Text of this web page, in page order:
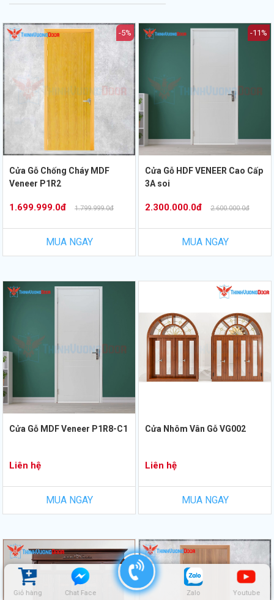
Giỏ hàng Chat Face Zalo Youtube
-5%
Cửa Gỗ Chống Cháy MDF
Veneer P1R2
1.699.999.0đ 1.799.999.0đ
MUA NGAY
-11%
Cửa Gỗ HDF VENEER Cao Cấp
3A soi
2.300.000.0đ 2.600.000.0đ
MUA NGAY
Cửa Gỗ MDF Veneer P1R8-C1
Liên hệ
MUA NGAY
Cửa Nhôm Vân Gỗ VG002
Liên hệ
MUA NGAY